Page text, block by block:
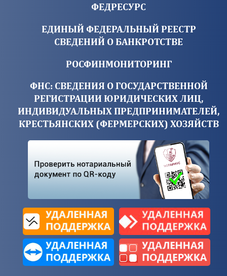
ФЕДРЕСУРС
ЕДИНЫЙ ФЕДЕРАЛЬНЫЙ РЕЕСТР
СВЕДЕНИЙ О БАНКРОТСТВЕ
РОСФИНМОНИТОРИНГ
ФНС: СВЕДЕНИЯ О ГОСУДАРСТВЕННОЙ
РЕГИСТРАЦИИ ЮРИДИЧЕСКИХ ЛИЦ,
ИНДИВИДУАЛЬНЫХ ПРЕДПРИНИМАТЕЛЕЙ,
КРЕСТЬЯНСКИХ (ФЕРМЕРСКИХ) ХОЗЯЙСТВ